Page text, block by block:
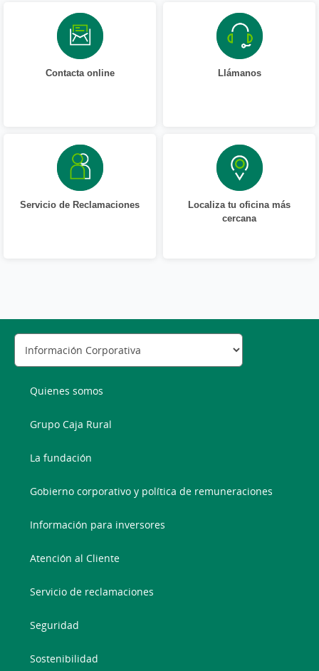
Contacta online Llámanos
Servicio de Reclamaciones
Localiza tu oficina más
cercana
Quienes somos
Grupo Caja Rural
La fundación
Gobierno corporativo y política de remuneraciones
Información para inversores
Atención al Cliente
Servicio de reclamaciones
Seguridad
Sostenibilidad